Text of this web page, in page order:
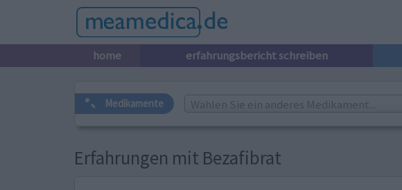
home erfahrungsbericht schreiben
Medikamente Wählen Sie ein anderes Medikament...
Erfahrungen mit Bezafibrat